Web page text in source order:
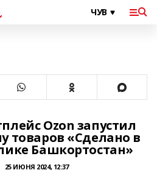
Ozon запустил
товаров «Сделано в
Башкортостан»
25 ИЮНЯ 2024, 12:37